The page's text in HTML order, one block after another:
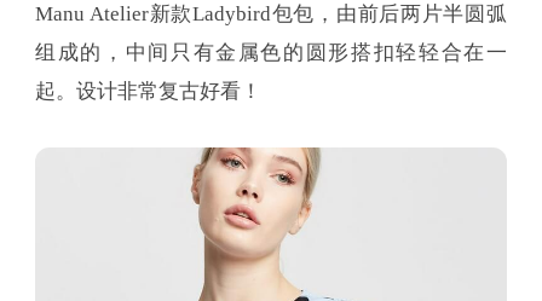
Manu Atelier新款Ladybird包包，由前后两片半圆弧
组成的，中间只有金属色的圆形搭扣轻轻合在一
起。设计非常复古好看！